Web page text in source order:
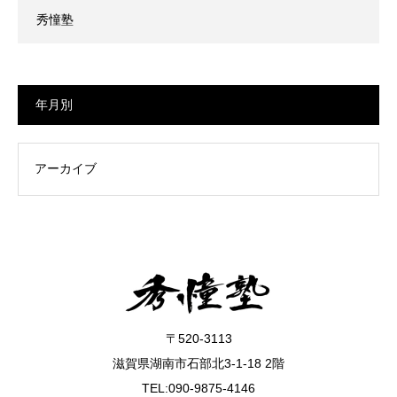
秀憧塾
年月別
〒520-3113
滋賀県湖南市石部北3-1-18 2階
TEL:090-9875-4146